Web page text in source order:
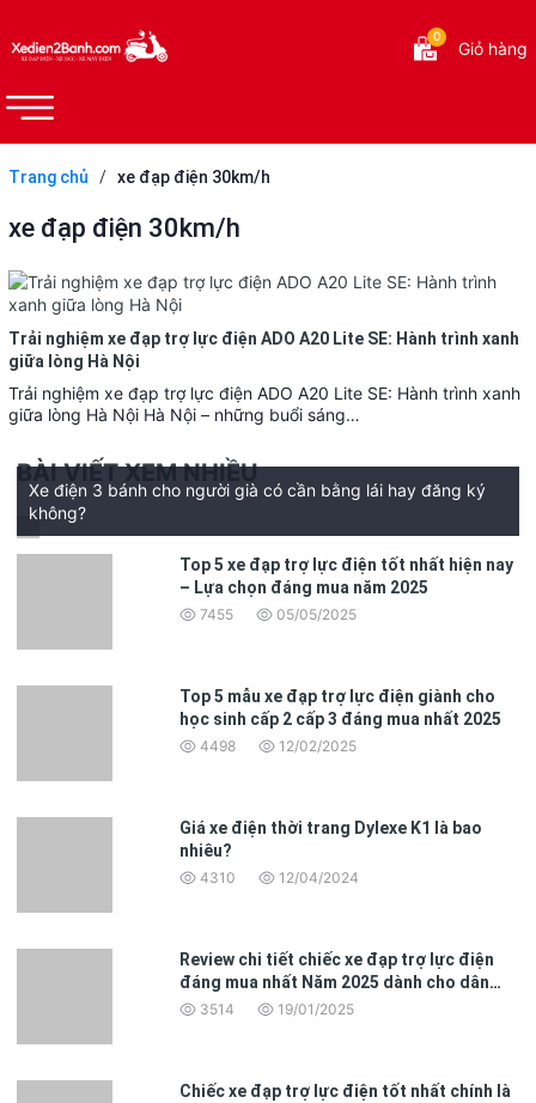
0
Giỏ hàng
Trang chủ / xe đạp điện 30km/h
xe đạp điện 30km/h
Trải nghiệm xe đạp trợ lực điện ADO A20 Lite SE: Hành trình xanh
giữa lòng Hà Nội
Trải nghiệm xe đạp trợ lực điện ADO A20 Lite SE: Hành trình xanh
giữa lòng Hà Nội Hà Nội – những buổi sáng…
BÀI VIẾT XEM NHIỀU
Xe điện 3 bánh cho người già có cần bằng lái hay đăng ký
không?
Top 5 xe đạp trợ lực điện tốt nhất hiện nay
– Lựa chọn đáng mua năm 2025
7455 05/05/2025
Top 5 mẫu xe đạp trợ lực điện giành cho
học sinh cấp 2 cấp 3 đáng mua nhất 2025
4498 12/02/2025
Giá xe điện thời trang Dylexe K1 là bao
nhiêu?
4310 12/04/2024
Review chi tiết chiếc xe đạp trợ lực điện
đáng mua nhất Năm 2025 dành cho dân
văn phòng
3514 19/01/2025
Chiếc xe đạp trợ lực điện tốt nhất chính là